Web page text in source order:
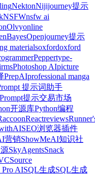
NektonNijijourney提示
NSFWnsfw ai
Olvyonline
Openjourney提示
materialsoxfordoxford
Peppertype-
Photoshop AIpicture
PrepAIprofessional manga
提示词助手
Prompt提示交易市场
开源库Python编程
Reactreviews
SEO浏览器插件
营销ShowMeAI知识社
SkyAgentsSnack
Source
Pro AISQL生成SQL生成